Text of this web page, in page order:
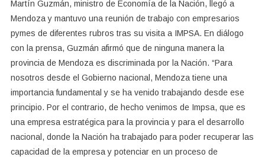
Recuperación
Sólida”
Martín Guzmán, ministro de Economía de la Nación, llegó a
Mendoza y mantuvo una reunión de trabajo con empresarios
pymes de diferentes rubros tras su visita a IMPSA. En diálogo
con la prensa, Guzmán afirmó que de ninguna manera la
provincia de Mendoza es discriminada por la Nación. “Para
nosotros desde el Gobierno nacional, Mendoza tiene una
importancia fundamental y se ha venido trabajando desde ese
principio. Por el contrario, de hecho venimos de Impsa, que es
una empresa estratégica para la provincia y para el desarrollo
nacional, donde la Nación ha trabajado para poder recuperar las
capacidad de la empresa y potenciar en un proceso de